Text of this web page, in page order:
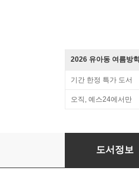
2026 유아동 여름방
기간 한정 특가 도서
오직, 예스24에서만
송재환의 초등 1
도서정보